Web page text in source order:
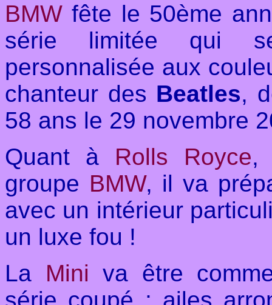
BMW fête le 50ème
série limitée qui
personnalisée aux
chanteur des Beatles,
58 ans le 29 novembre
Quant à Rolls Royce,
groupe BMW, il va
avec un intérieur
un luxe fou !
La Mini va être